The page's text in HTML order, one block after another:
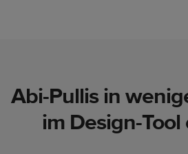
Abi-Pullis in
im Design-